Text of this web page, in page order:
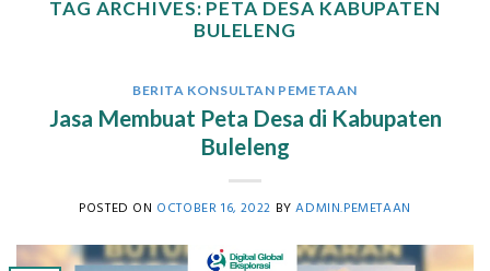
TAG ARCHIVES: PETA DESA KABUPATEN
BULELENG
BERITA KONSULTAN PEMETAAN
Jasa Membuat Peta Desa di Kabupaten
Buleleng
POSTED ON OCTOBER 16, 2022 BYADMIN.PEMETAAN